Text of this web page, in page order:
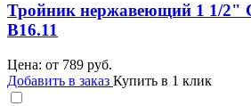
Тройник нержавеющий 1 1/2"
B16.11
Цена: от 789 руб.
Добавить в заказ Купить в 1 клик